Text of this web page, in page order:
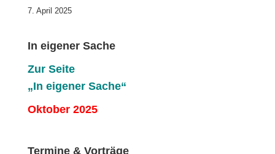
7. April 2025
In eigener Sache
Zur Seite
„In eigener Sache“
Oktober 2025
Termine & Vorträge